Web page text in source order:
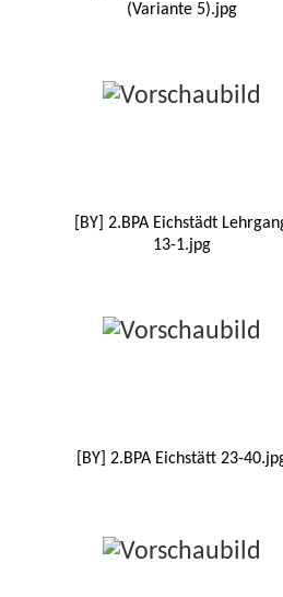
(Variante 5).jpg
[BY] 2.BPA Eichstädt
13-1.jpg
[BY] 2.BPA Eichstätt 23-